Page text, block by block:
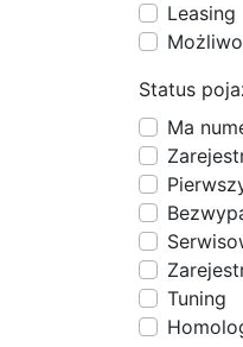
Leasing
Status
Ma
Tuning